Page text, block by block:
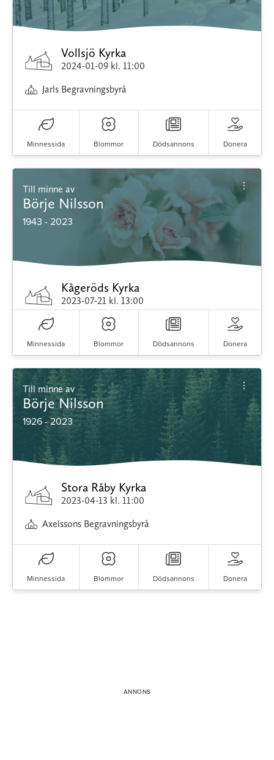
Vollsjö Kyrka
2024-01-09 kl. 11:00
Jarls Begravningsbyrå
Minnessida Blommor Dödsannons Donera
Till minne av
Börje Nilsson
1943 - 2023
Kågeröds Kyrka
2023-07-21 kl. 13:00
Minnessida Blommor Dödsannons Donera
Till minne av
Börje Nilsson
1926 - 2023
Stora Råby Kyrka
2023-04-13 kl. 11:00
Axelssons Begravningsbyrå
Minnessida Blommor Dödsannons Donera